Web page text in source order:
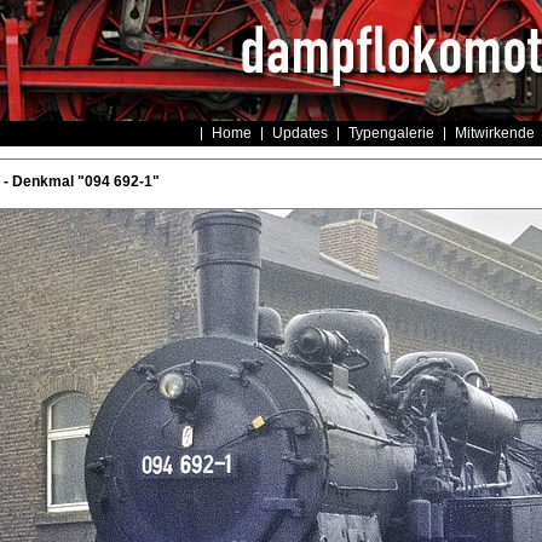
Home Updates Typengalerie Mitwirkende
- Denkmal "094 692-1"